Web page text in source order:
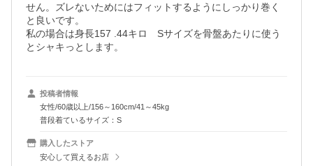
せん。ズレないためにはフィットするようにしっかり巻く
と良いです。
私の場合は身長157 .44キロ　Sサイズを骨盤あたりに使う
とシャキっとします。
投稿者情報
女性/60歳以上/156～160cm/41～45kg
普段着ているサイズ：S
購入したストア
安心して買えるお店